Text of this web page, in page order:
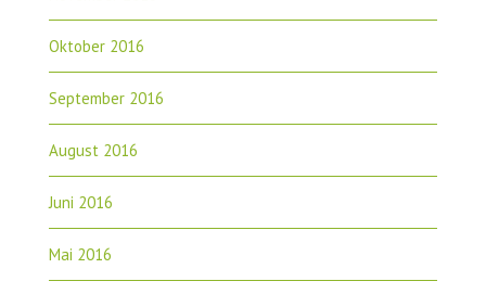
Oktober 2016
September 2016
August 2016
Juni 2016
Mai 2016